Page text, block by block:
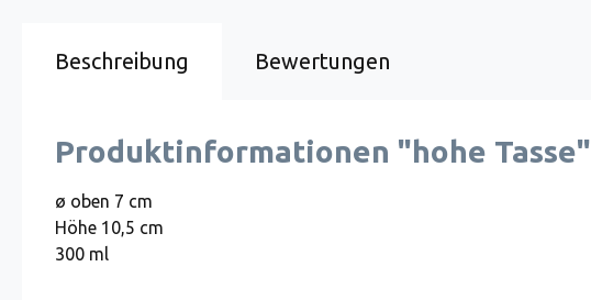
Beschreibung Bewertungen
Produktinformationen "hohe Tasse"
ø oben 7 cm
Höhe 10,5 cm
300 ml